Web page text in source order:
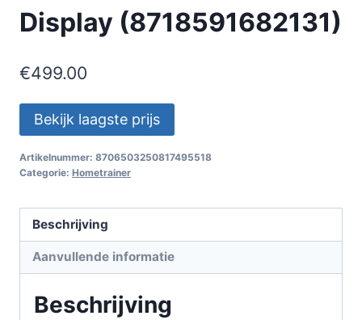
Display (8718591682131)
€499.00
Bekijk laagste prijs
Artikelnummer: 8706503250817495518
Categorie: Hometrainer
Beschrijving
Aanvullende informatie
Beschrijving